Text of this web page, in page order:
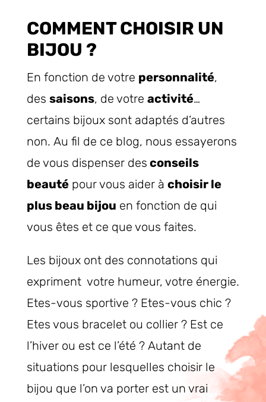
COMMENT CHOISIR UN
BIJOU ?
En fonction de votre personnalité,
des saisons, de votre activité…
certains bijoux sont adaptés d’autres
non. Au fil de ce blog, nous essayerons
de vous dispenser des conseils
beauté pour vous aider à choisir le
plus beau bijou en fonction de qui
vous êtes et ce que vous faites.
Les bijoux ont des connotations qui
expriment votre humeur, votre énergie.
Etes-vous sportive ? Etes-vous chic ?
Etes vous bracelet ou collier ? Est ce
l’hiver ou est ce l’été ? Autant de
situations pour lesquelles choisir le
bijou que l’on va porter est un vrai